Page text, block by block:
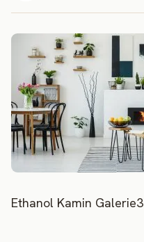
Ethanol Kamin Galerie3